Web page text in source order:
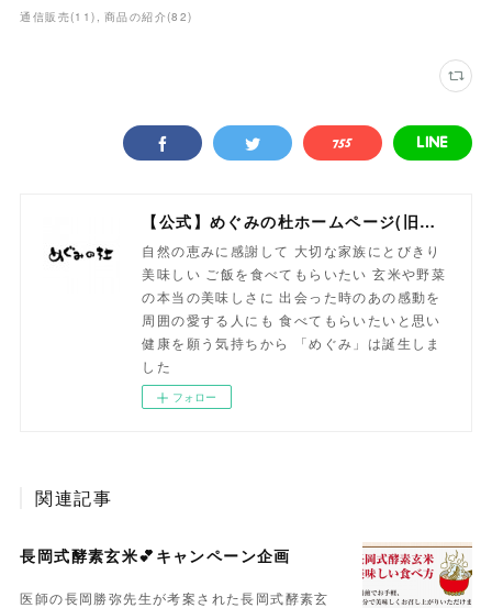
通信販売(11) 商品の紹介(82)
【公式】めぐみの杜ホームページ(旧自然食工房）
自然の恵みに感謝して 大切な家族にとびきり
美味しい ご飯を食べてもらいたい 玄米や野菜
の本当の美味しさに 出会った時のあの感動を
周囲の愛する人にも 食べてもらいたいと思い
健康を願う気持ちから 「めぐみ」は誕生しま
した
フォロー
関連記事
長岡式酵素玄米💕キャンペーン企画
医師の長岡勝弥先生が考案された長岡式酵素玄